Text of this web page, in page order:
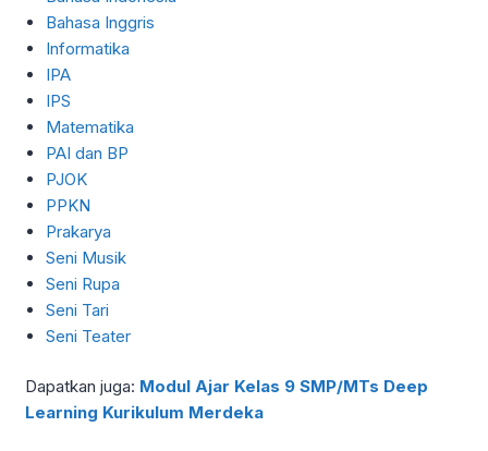
Bahasa Inggris
Informatika
IPA
IPS
Matematika
PAI dan BP
PJOK
PPKN
Prakarya
Seni Musik
Seni Rupa
Seni Tari
Seni Teater
Dapatkan juga: Modul Ajar Kelas 9 SMP/MTs Deep
Learning Kurikulum Merdeka